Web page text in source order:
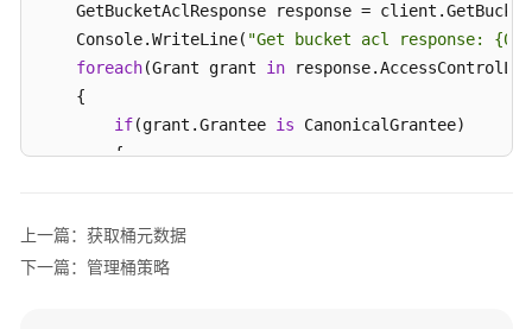
担
服
务
GetBucketAclResponse response =
    Console.WriteLine(
"Get bucket acl response: {0}"
foreach(Grant grant in
    {
if(grant.Grantee is CanonicalGrantee)
        {
        {
              Console.WriteLine(
上一篇：获取桶元数据
下一篇：管理桶策略